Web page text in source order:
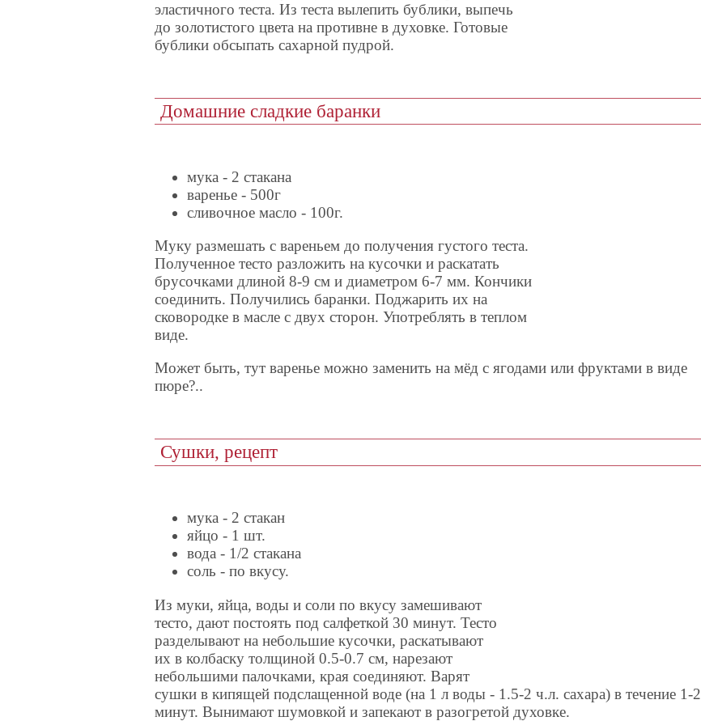
эластичного теста. Из теста вылепить бублики, выпечь
до золотистого цвета на противне в духовке. Готовые
бублики обсыпать сахарной пудрой.
Домашние сладкие баранки
мука - 2 стакана
варенье - 500г
сливочное масло - 100г.
Муку размешать с вареньем до получения густого теста.
Полученное тесто разложить на кусочки и раскатать
брусочками длиной 8-9 см и диаметром 6-7 мм. Кончики
соединить. Получились баранки. Поджарить их на
сковородке в масле с двух сторон. Употреблять в теплом
виде.
Может быть, тут варенье можно заменить на мёд с ягодами или фруктами в виде
пюре?..
Сушки, рецепт
мука - 2 стакан
яйцо - 1 шт.
вода - 1/2 стакана
соль - по вкусу.
Из муки, яйца, воды и соли по вкусу замешивают
тесто, дают постоять под салфеткой 30 минут. Тесто
разделывают на небольшие кусочки, раскатывают
их в колбаску толщиной 0.5-0.7 см, нарезают
небольшими палочками, края соединяют. Варят
сушки в кипящей подслащенной воде (на 1 л воды - 1.5-2 ч.л. сахара) в течение 1-2
минут. Вынимают шумовкой и запекают в разогретой духовке.